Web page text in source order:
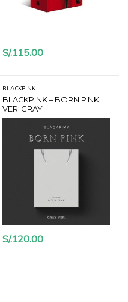
S/.115.00
BLACKPINK
BLACKPINK – BORN PINK
VER. GRAY
S/.120.00